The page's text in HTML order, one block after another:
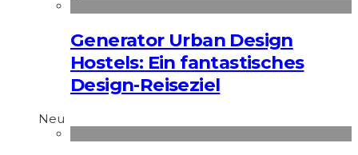
Generator Urban Design
Hostels: Ein fantastisches
Design-Reiseziel
Neu